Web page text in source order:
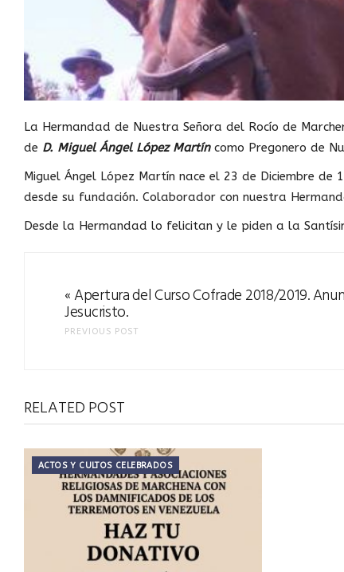
La Hermandad de Nuestra Señora del Rocío de
de D. Miguel Ángel López Martíncomo Pregonero de
Miguel Ángel López Martín nace el 23 de Diciembre
desde su fundación. Colaborador con nuestra
Desde la Hermandad lo felicitan y le piden a la
« Apertura del Curso Cofrade 2018/2019.
Jesucristo.
PREVIOUS POST
RELATED POST
ACTOS Y CULTOS CELEBRADOS